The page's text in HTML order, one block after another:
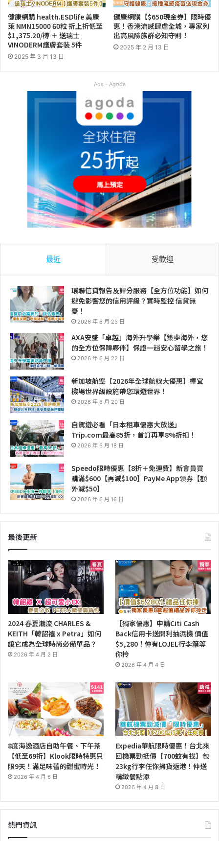
健康網購 health.ESDlife 美康
萊 NMN15000 60粒 折上折低至
$1,375.20/樽 ＋ 送瑞士
VINODERM護膚套裝 5件
2025 年 3 月 13 日
健康網購【$650現金券】限時優
惠！香港流感肆虐全城，專家列
出高風險族群必知守則！
2025 年 2 月 13 日
Ads - Agoda
最近 受歡迎
環聯信貸報告及評分服務【全方位功能】如何
避免影響您的信用評級？實時監控 信貸無
憂！
2026 年 6 月 23 日
AXA安盛「卓越」海外升學樂【築夢海外，您
的全方位保障夥伴】保證一趟安心留學之旅！
2026 年 6 月 22 日
新加坡航空【2026年全球航線大優惠】樟宜
機場世界級設施帶您環遊世界！
2026 年 6 月 20 日
自駕遊必看「日本租車優惠大放送」
Trip.com最高85折，首訂再享8%折扣！
2026 年 6 月 18 日
Speedo限時優惠【8折＋免運費】新會員買
購滿$600【再減$100】PayMe App領券【額
外減$50】
2026 年 6 月 16 日
最後更新
2024 春夏潮流 CHARLES &
KEITH「韓韶禧 x Petra」如何
讓它成為全球時尚必備單品？
2026 年 4 月 2 日
【獨家優惠】申請Citi Cash
Back信用卡送開利抽濕機 價值
$5,280！仲有LOJEL行李箱等
你拎
2026 年 4 月 4 日
8度海逸酒店自助午餐、下午茶
【低至69折】Klook限時特惠只
限9天！滿足味蕾的甜蜜時光！
2026 年 4 月 6 日
Expedia華航限時優惠！台北來
回機票勁抵價【700蚊有找】包
23kg行李任你掃貨返港！仲送
精緻餐點添
2026 年 4 月 8 日
熱門資訊